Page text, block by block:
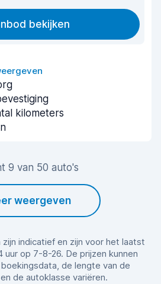
bekijken
kilometers
9 van 50 auto's
weergeven
indicatief en zijn voor het laatst
uur op 7-8-26. De prijzen kunnen
de lengte van de
de autoklasse variëren.